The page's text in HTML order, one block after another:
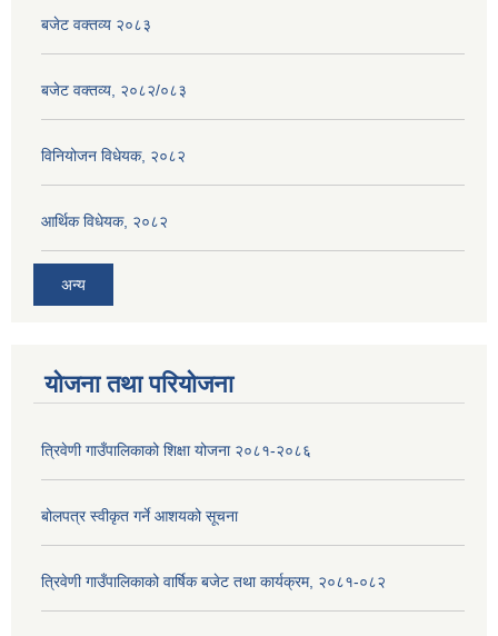
बजेट वक्तव्य २०८३
बजेट वक्तव्य, २०८२/०८३
विनियोजन विधेयक, २०८२
आर्थिक विधेयक, २०८२
अन्य
योजना तथा परियोजना
त्रिवेणी गाउँपालिकाको शिक्षा योजना २०८१-२०८६
बोलपत्र स्वीकृत गर्ने आशयको सूचना
त्रिवेणी गाउँपालिकाको वार्षिक बजेट तथा कार्यक्रम, २०८१-०८२